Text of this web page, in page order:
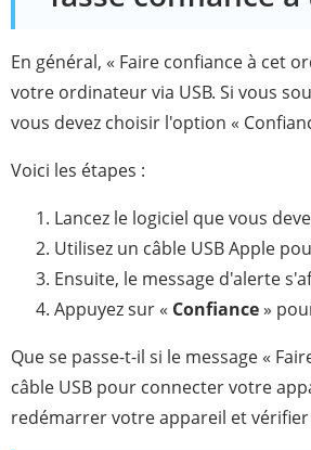
En général, « Faire confiance à cet
votre ordinateur via USB. Si vous
vous devez choisir l'option «
Voici les étapes :
Lancez le logiciel que vous
Utilisez un câble USB Apple
Ensuite, le message d'alerte
Appuyez sur « Confiance»
Que se passe-t-il si le message «
câble USB pour connecter votre
redémarrer votre appareil et